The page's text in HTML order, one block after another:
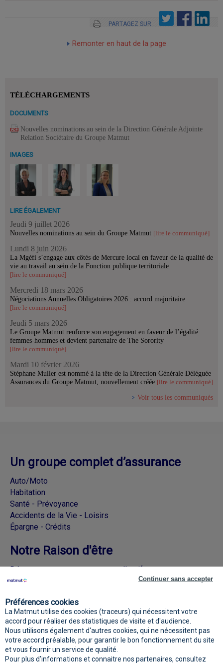
PARTAGEZ SUR
Remonter en haut de la page
TÉLÉCHARGEMENTS
DOCUMENTS
Nouvelles nominations au sein de la Direction Générale Adjointe
Relation Sociétaire du Groupe Matmut
IMAGES
LIRE ÉGALEMENT
Jeudi 9 juillet 2026
Nouvelles nominations au sein du Groupe Matmut [lire le communiqué]
Lundi 8 juin 2026
La Mgéfi s’engage aux côtés de Mercure local en faveur de la qualité de
vie au travail au sein de la Fonction publique territoriale
[lire le communiqué]
Mercredi 18 mars 2026
Négociations Annuelles Obligatoires 2026 : accord majoritaire
[lire le communiqué]
Jeudi 5 mars 2026
Le Groupe Matmut renforce son engagement en faveur de l’égalité
femmes-hommes et devient partenaire de The Sorority
[lire le communiqué]
Mardi 10 février 2026
Stéphane Muller est nommé à la tête de la Direction Générale Déléguée
Assurances du Groupe Matmut, nouvellement créée [lire le communiqué]
Voir tous les communiqués
Un groupe complet d’assurance
Auto/Moto
Habitation
Santé - Prévoyance
Accidents de la Vie - Loisirs
Épargne - Crédits
Notre Raison d'être
Découvrez nos engagements collectifs
sociaux
Préférences cookies
La Matmut utilise des cookies (traceurs) qui nécessitent votre
accord pour réaliser des statistiques de visite et d'audience.
Nous utilisons également d'autres cookies, qui ne nécessitent pas
votre accord préalable, pour garantir le bon fonctionnement du site
et vous fournir un service de qualité.
Pour plus d’informations et connaitre nos partenaires, consultez
Continuer sans accepter